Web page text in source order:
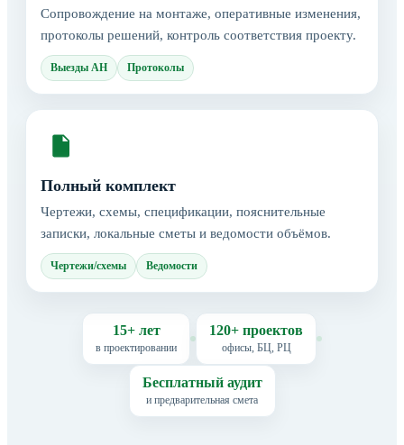
Сопровождение на монтаже, оперативные изменения,
протоколы решений, контроль соответствия проекту.
Выезды АН Протоколы
Полный комплект
Чертежи, схемы, спецификации, пояснительные
записки, локальные сметы и ведомости объёмов.
Чертежи/схемы Ведомости
15+ лет
в проектировании
120+ проектов
офисы, БЦ, РЦ
Бесплатный аудит
и предварительная смета